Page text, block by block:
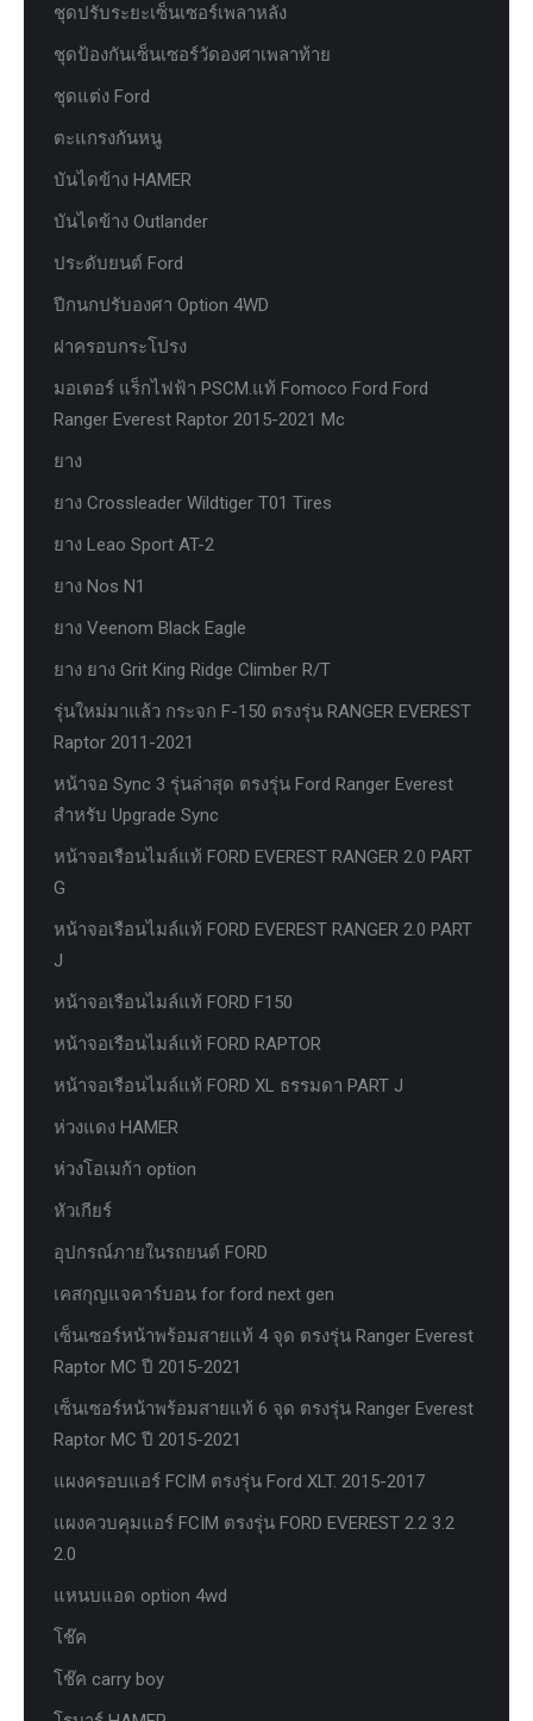
ชุดปรับระยะเซ็นเซอร์เพลาหลัง
ชุดป้องกันเซ็นเซอร์วัดองศาเพลาท้าย
ชุดแต่ง Ford
ตะแกรงกันหนู
บันไดข้าง HAMER
บันไดข้าง Outlander
ประดับยนต์ Ford
ปีกนกปรับองศา Option 4WD
ฝาครอบกระโปรง
มอเตอร์ แร็กไฟฟ้า PSCM.แท้ Fomoco Ford Ford
Ranger Everest Raptor 2015-2021 Mc
ยาง
ยาง Crossleader Wildtiger T01 Tires
ยาง Leao Sport AT-2
ยาง Nos N1
ยาง Veenom Black Eagle
ยาง ยาง Grit King Ridge Climber R/T
รุ่นใหม่มาแล้ว กระจก F-150 ตรงรุ่น RANGER EVEREST
Raptor 2011-2021
หน้าจอ Sync 3 รุ่นล่าสุด ตรงรุ่น Ford Ranger Everest
สำหรับ Upgrade Sync
หน้าจอเรือนไมล์แท้ FORD EVEREST RANGER 2.0 PART
G
หน้าจอเรือนไมล์แท้ FORD EVEREST RANGER 2.0 PART
J
หน้าจอเรือนไมล์แท้ FORD F150
หน้าจอเรือนไมล์แท้ FORD RAPTOR
หน้าจอเรือนไมล์แท้ FORD XL ธรรมดา PART J
ห่วงแดง HAMER
ห่วงโอเมก้า option
หัวเกียร์
อุปกรณ์ภายในรถยนต์ FORD
เคสกุญแจคาร์บอน for ford next gen
เซ็นเซอร์หน้าพร้อมสายแท้ 4 จุด ตรงรุ่น Ranger Everest
Raptor MC ปี 2015-2021
เซ็นเซอร์หน้าพร้อมสายแท้ 6 จุด ตรงรุ่น Ranger Everest
Raptor MC ปี 2015-2021
แผงครอบแอร์ FCIM ตรงรุ่น Ford XLT. 2015-2017
แผงควบคุมแอร์ FCIM ตรงรุ่น FORD EVEREST 2.2 3.2
2.0
แหนบแอด option 4wd
โช๊ค
โช๊ค carry boy